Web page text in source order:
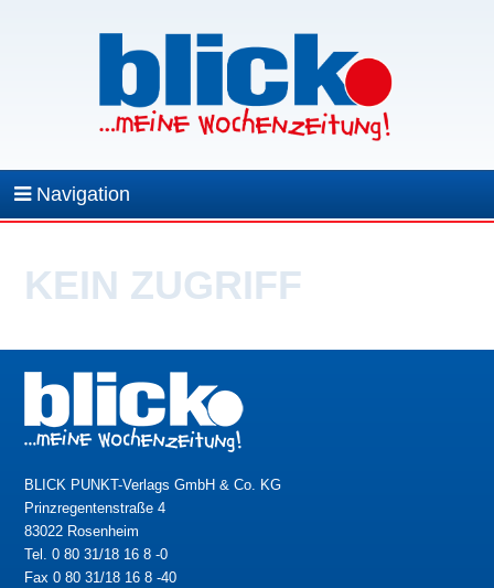
Navigation
KEIN ZUGRIFF
BLICK PUNKT-Verlags GmbH & Co. KG
Prinzregentenstraße 4
83022 Rosenheim
Tel. 0 80 31/18 16 8 -0
Fax 0 80 31/18 16 8 -40